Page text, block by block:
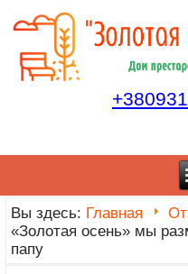
Вы здесь: Главная
«Золотая осень» мы
папу